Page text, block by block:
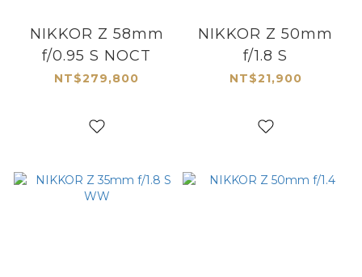
NIKKOR Z 58mm
f/0.95 S NOCT
NT$279,800
NIKKOR Z 50mm
f/1.8 S
NT$21,900